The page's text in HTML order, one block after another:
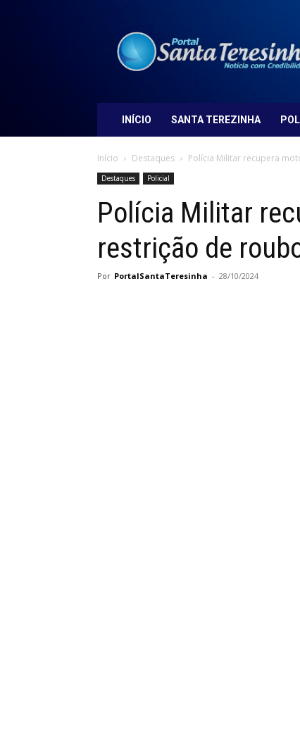
Santa
Teresinha
INÍCIO SANTA TEREZINHA
Início Destaques Polícia Militar recupera
Destaques Policial
Polícia Militar
restrição de
Por PortalSantaTeresinha - 28/10/2024